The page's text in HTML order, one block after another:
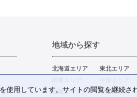
地域から探す
北海道エリア
東北エリア
近畿エリア
中国エリア
用しています。サイトの閲覧を継続さ